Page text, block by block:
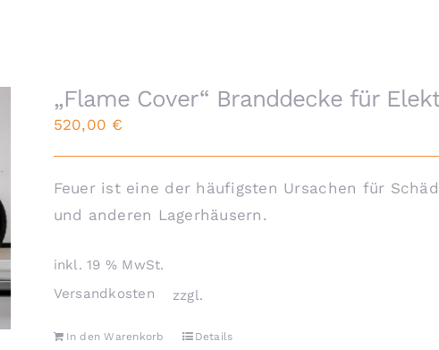
„Flame Cover“ Branddecke für
520,00 €
Feuer ist eine der häufigsten Ursachen für
und anderen Lagerhäusern.
inkl. 19 % MwSt.
zzgl.
Versandkosten
In den Warenkorb Details